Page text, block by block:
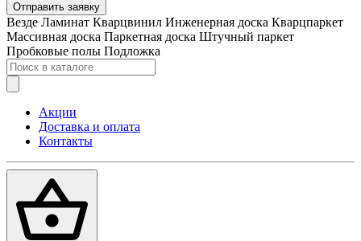
Отправить заявку
Везде Ламинат Кварцвинил Инженерная доска Кварцпаркет
Массивная доска Паркетная доска Штучный паркет
Пробковые полы Подложка
Акции
Доставка и оплата
Контакты